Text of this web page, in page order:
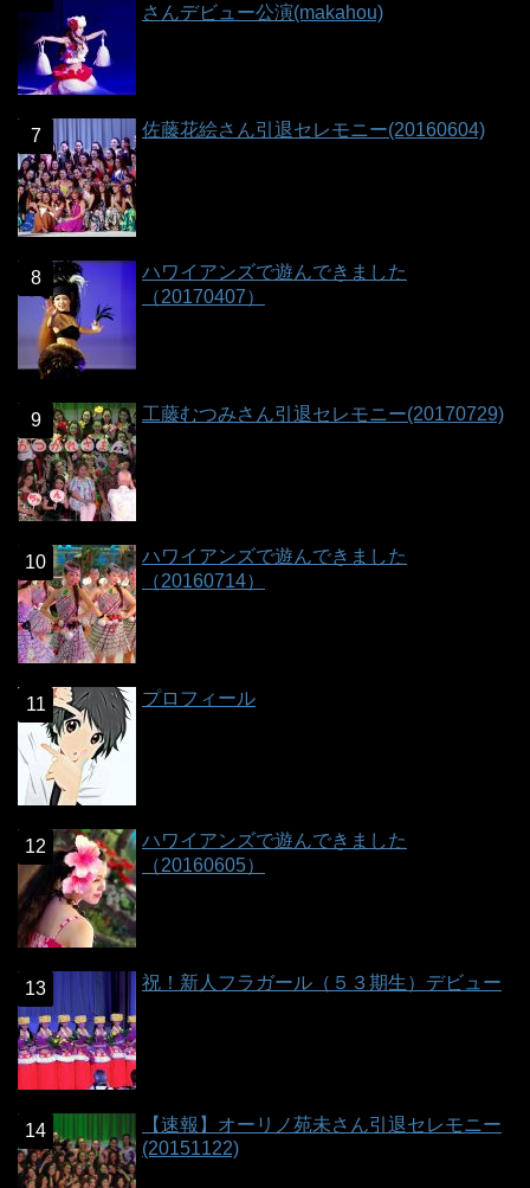
さんデビュー公演(makahou)
佐藤花絵さん引退セレモニー(20160604)
ハワイアンズで遊んできました
（20170407）
工藤むつみさん引退セレモニー(20170729)
ハワイアンズで遊んできました
（20160714）
プロフィール
ハワイアンズで遊んできました
（20160605）
祝！新人フラガール（５３期生）デビュー
【速報】オーリノ苑未さん引退セレモニー
(20151122)